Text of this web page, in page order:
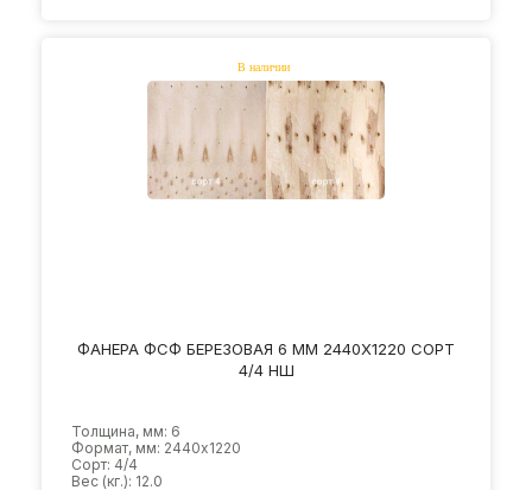
ФАНЕРА ФСФ БЕРЕЗОВАЯ 6 ММ 2440Х1220 СОРТ
4/4 НШ
Толщина, мм: 6
Формат, мм: 2440х1220
Сорт: 4/4
Вес (кг.): 12.0